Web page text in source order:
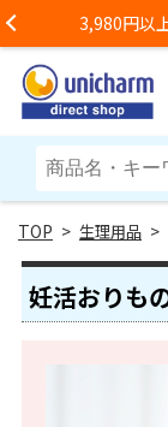
Previous
円以上のご購入
> 生理用品 >
妊活おりも